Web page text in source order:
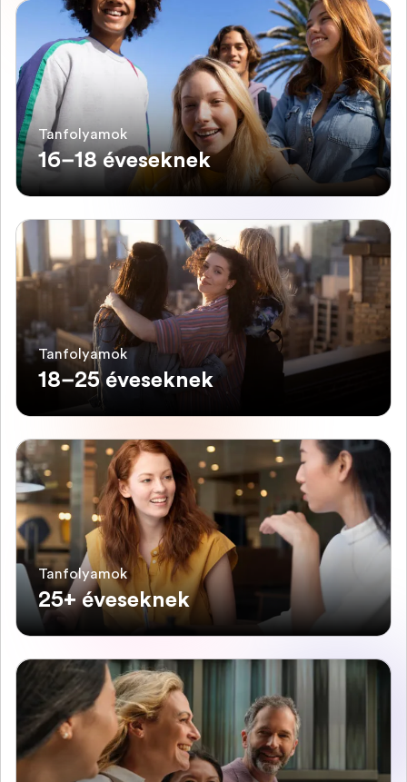
Tanfolyamok
16–18 éveseknek
Tanfolyamok
18–25 éveseknek
Tanfolyamok
25+ éveseknek